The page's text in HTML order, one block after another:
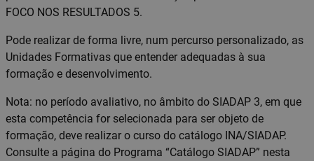
FOCO NOS RESULTADOS 5.
Pode realizar de forma livre, num percurso personalizado, as
Unidades Formativas que entender adequadas à sua
formação e desenvolvimento.
Nota: no período avaliativo, no âmbito do SIADAP 3, em que
esta competência for selecionada para ser objeto de
formação, deve realizar o curso do catálogo INA/SIADAP.
Consulte a página do Programa “Catálogo SIADAP” nesta